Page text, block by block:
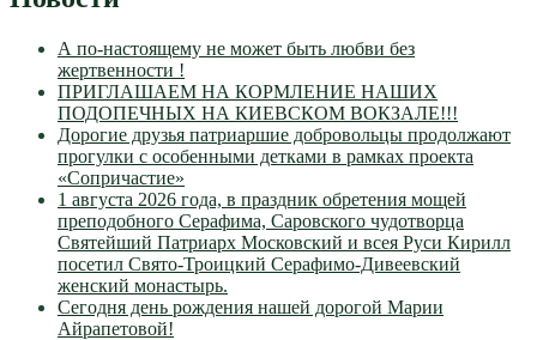
А по-настоящему не может быть любви без
жертвенности !
ПРИГЛАШАЕМ НА КОРМЛЕНИЕ НАШИХ
ПОДОПЕЧНЫХ НА КИЕВСКОМ ВОКЗАЛЕ!!!
Дорогие друзья патриаршие добровольцы продолжают
прогулки с особенными детками в рамках проекта
«Сопричастие»
1 августа 2026 года, в праздник обретения мощей
преподобного Серафима, Саровского чудотворца
Святейший Патриарх Московский и всея Руси Кирилл
посетил Свято-Троицкий Серафимо-Дивеевский
женский монастырь.
Сегодня день рождения нашей дорогой Марии
Айрапетовой!